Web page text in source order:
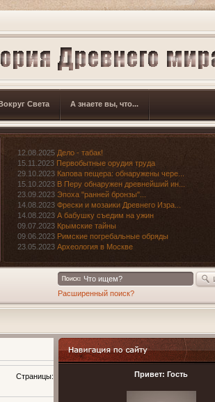
Света А знаете вы, что...
12.08.2025 Дело - табак!
15.11.2023 Первобытные орудия труда
29.10.2023 Капова пещера: обнаружены чере...
15.10.2023 В Перу обнаружен древнейший ин...
23.09.2023 Эпоха "ранней бронзы"...
14.08.2023 Фрески и мозаики Древнего Изра...
14.08.2023 А бабушку съедим на ужин
09.07.2023 Крымские тайны
09.06.2023 Римские погребальные обряды
23.05.2023 Археология в Москве
Расширенный поиск?
Привет: Гость
Страницы: